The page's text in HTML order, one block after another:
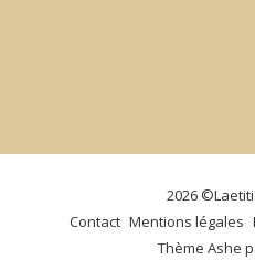
2026
Contact Mentions légales
Thème Ashe